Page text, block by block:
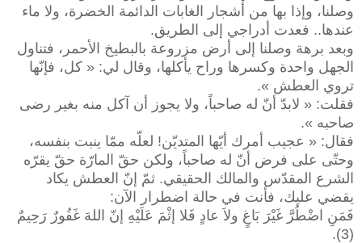
وصلنا، وإذا بها من أشجار الغابات الدائمة الخضرة، ولا ماء
عندها.. فعدت أدراجي إلى الطريق.
وبعد برهة وصلنا إلى أرض مزروعة بالبطيخ الأحمر، فتناول
الجهل واحدة وكسرها وراح يأكلها، وقال لي: « كل، فإنّها
تروي العطش ».
فقلت: « لابدّ أنّ له صاحباً، ولا يجوز أن آكل منه بغير رضى
صاحبه ».
فقال: « عجيب أمرك أيّها المتديّن! لعلّه ممّا ينبت بنفسه،
وحتّى على فرض أنّ له صاحباً، ولكن حقّ المارّة حقّ يقرّه
الشرع المقدّس والمالك الحقيقي. ثمّ إنّ العطش يكاد
يقضي عليك، فأنت في حالة اضطرار الآن:
فَمَنِ اضْطُرَّ غَيْرَ بَاغٍ ولاَ عادٍ فَلا إثْمَ عَلَيْهِ إنّ اللهَ غَفُورٌ رَحِيمٌ
(3).